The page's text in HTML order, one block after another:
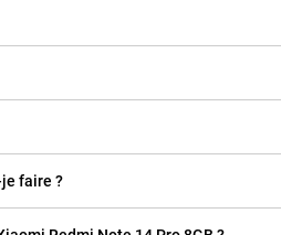
faire ?